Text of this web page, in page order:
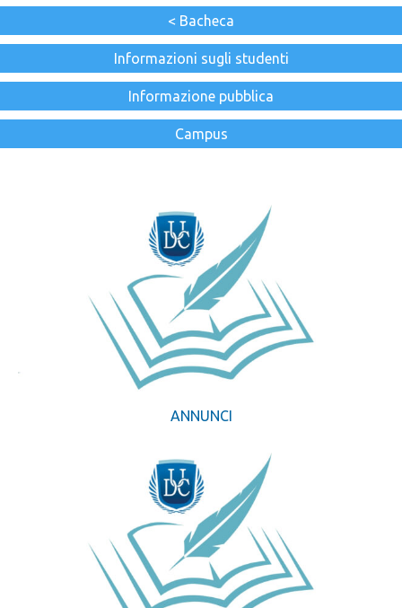
< Bacheca
Informazioni sugli studenti
Informazione pubblica
Campus
ANNUNCI